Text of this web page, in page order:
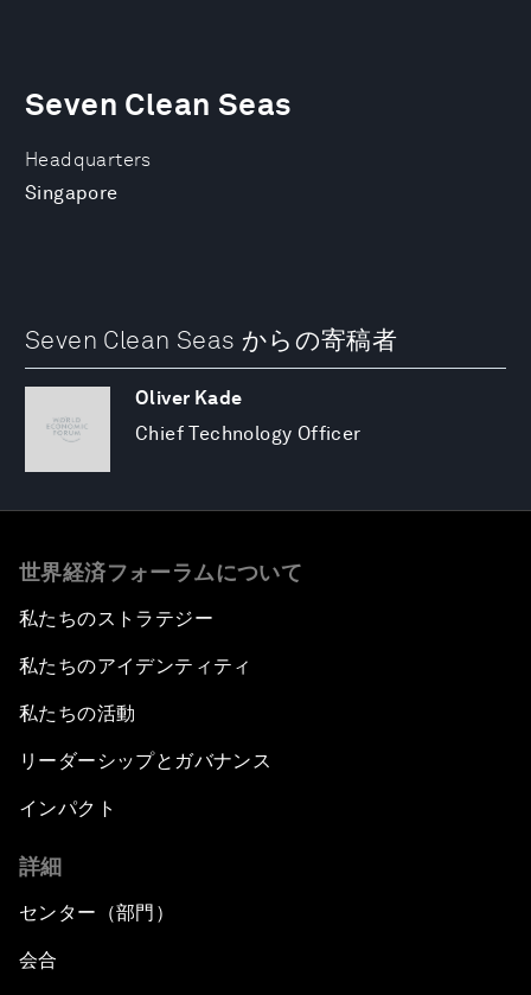
Headquarters
Singapore
Seven Clean Seas
Seven Clean Seas からの寄稿者
Oliver Kade
Chief Technology Officer
世界経済フォーラムについて
私たちのストラテジー
私たちのアイデンティティ
私たちの活動
リーダーシップとガバナンス
インパクト
詳細
センター（部門）
会合